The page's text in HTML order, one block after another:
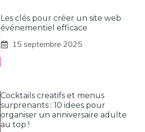
Les clés pour créer un site web
événementiel efficace
15 septembre 2025
Cocktails creatifs et menus
surprenants : 10 idees pour
organiser un anniversaire adulte
au top !